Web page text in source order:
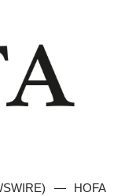
— HOFA